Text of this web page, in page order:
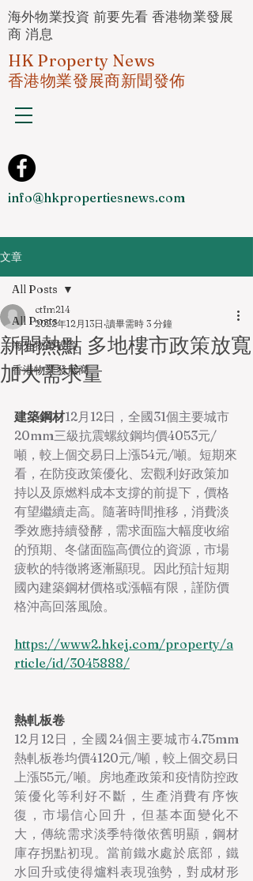
海外物業投資 前要先看 香港物業發展
商 消息
HK Property News
香港物業發展商新聞發佈
info@hkpropertiesnews.com
文章
All Posts
海外物業投資
香港物業發展商
All Posts
新聞熱點 多地樓市政策放寬
加大需求量
ctfm214
2022年12月13日 讀畢需時 3 分鐘
建築鋼材12月12日，全國31個主要城市
20mm三級抗震螺紋鋼均價4053元/
噸，較上個交易日上漲54元/噸。短期來
看，在防疫政策優化、宏觀利好政策加
持以及原燃料成本支撐的前提下，價格
有望繼續走高。隨著時間推移，消費淡
季效應持續發酵，需求面臨大幅度收縮
的預期、冬儲面臨高價位的資源，市場
疲軟的特徵將逐漸顯現。因此預計短期
國內建築鋼材價格或漲幅有限，謹防價
格沖高回落風險。
https://www2.hkej.com/property/a
rticle/id/3045888/
熱軋板卷
12月12日，全國24個主要城市4.75mm
熱軋板卷均價4120元/噸，較上個交易日
上漲55元/噸。房地產政策和疫情防控政
策優化等利好不斷，生產消費有序恢
復，市場信心回升，但基本面變化不
大，傳統需求淡季特徵依舊明顯，鋼材
庫存拐點初現。當前鐵水處於底部，鐵
水回升或使得爐料表現強勢，對成材形